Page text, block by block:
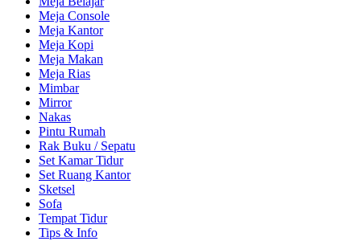
Meja Console
Meja Kantor
Meja Kopi
Meja Makan
Meja Rias
Mimbar
Mirror
Nakas
Pintu Rumah
Rak Buku / Sepatu
Set Kamar Tidur
Set Ruang Kantor
Sketsel
Sofa
Tempat Tidur
Tips & Info